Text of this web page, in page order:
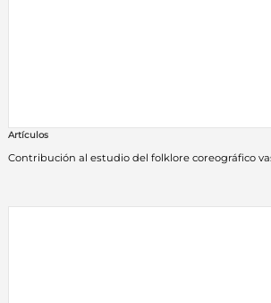
Artículos
Contribución al estudio del folklore coreográfico